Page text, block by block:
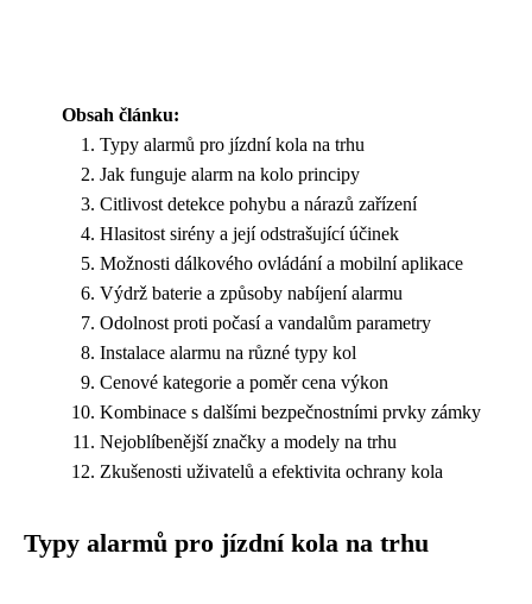
Obsah článku:
Typy alarmů pro jízdní kola na trhu
Jak funguje alarm na kolo principy
Citlivost detekce pohybu a nárazů zařízení
Hlasitost sirény a její odstrašující účinek
Možnosti dálkového ovládání a mobilní aplikace
Výdrž baterie a způsoby nabíjení alarmu
Odolnost proti počasí a vandalům parametry
Instalace alarmu na různé typy kol
Cenové kategorie a poměr cena výkon
Kombinace s dalšími bezpečnostními prvky zámky
Nejoblíbenější značky a modely na trhu
Zkušenosti uživatelů a efektivita ochrany kola
Typy alarmů pro jízdní kola na trhu